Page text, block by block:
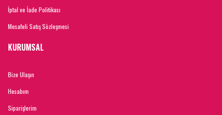
İptal ve İade Politikası
Mesafeli Satış Sözleşmesi
KURUMSAL
Bize Ulaşın
Hesabım
Siparişlerim